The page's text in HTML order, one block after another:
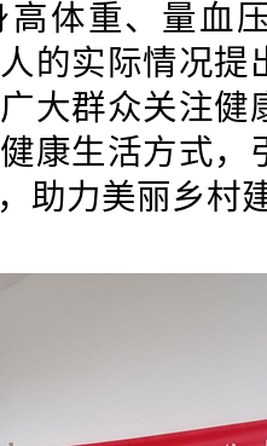
高体重、量血
的实际情况提
大群众关注健
康生活方式，
助力美丽乡村